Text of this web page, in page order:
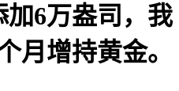
6万盎司，我
月增持黄金。